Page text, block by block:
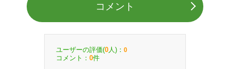
コメント
ユーザーの評価(0 人)： 0
コメント： 0件